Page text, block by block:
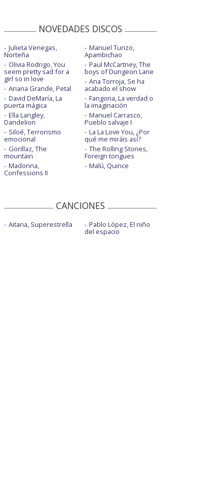
NOVEDADES DISCOS
Julieta Venegas,
Norteña
Olivia Rodrigo, You
seem pretty sad for a
girl so in love
Ariana Grande, Petal
David DeMaría, La
puerta mágica
Ella Langley,
Dandelion
Siloé, Terrorismo
emocional
Gorillaz, The
mountain
Madonna,
Confessions II
Manuel Turizo,
Apambichao
Paul McCartney, The
boys of Dungeon Lane
Ana Torroja, Se ha
acabado el show
Fangoria, La verdad o
la imaginación
Manuel Carrasco,
Pueblo salvaje I
La La Love You, ¿Por
qué me miráis así?
The Rolling Stones,
Foreign tongues
Malú, Quince
CANCIONES
Aitana, Superestrella Pablo López, El niño
del espacio